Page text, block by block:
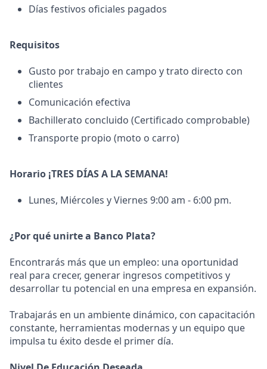
Días festivos oficiales pagados
Requisitos
Gusto por trabajo en campo y trato directo con
clientes
Comunicación efectiva
Bachillerato concluido (Certificado comprobable)
Transporte propio (moto o carro)
Horario ¡TRES DÍAS A LA SEMANA!
Lunes, Miércoles y Viernes 9:00 am - 6:00 pm.
¿Por qué unirte a Banco Plata?
Encontrarás más que un empleo: una oportunidad
real para crecer, generar ingresos competitivos y
desarrollar tu potencial en una empresa en expansión.
Trabajarás en un ambiente dinámico, con capacitación
constante, herramientas modernas y un equipo que
impulsa tu éxito desde el primer día.